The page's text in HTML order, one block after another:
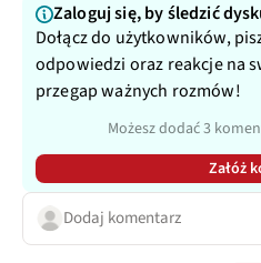
Zaloguj się, by śledzić
Dołącz do użytkowników,
odpowiedzi oraz reakcje na
przegap ważnych rozmów!
Możesz dodać 3
Załóż
Dodaj komentarz